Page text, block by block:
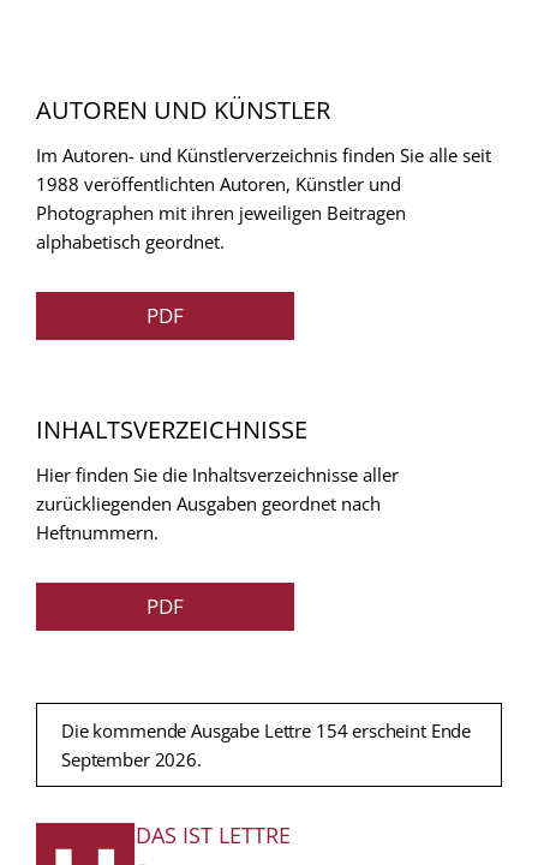
AUTOREN UND KÜNSTLER
Im Autoren- und Künstlerverzeichnis finden Sie alle seit
1988 veröffentlichten Autoren, Künstler und
Photographen mit ihren jeweiligen Beitragen
alphabetisch geordnet.
PDF
INHALTSVERZEICHNISSE
Hier finden Sie die Inhaltsverzeichnisse aller
zurückliegenden Ausgaben geordnet nach
Heftnummern.
PDF
Die kommende Ausgabe Lettre 154 erscheint Ende
September 2026.
FUSSZEILE
DAS IST LETTRE